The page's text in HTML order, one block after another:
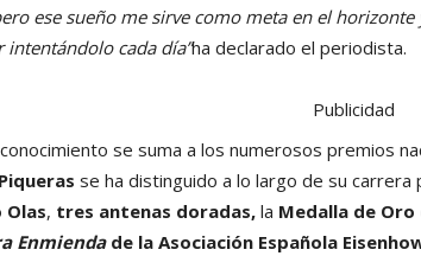
ese sueño me sirve como meta en el
intentándolo cada día”ha declarado el periodista.
Publicidad
se suma a los numerosos premios
se ha distinguido a lo largo de su
Olas, tres antenas doradas, la Medalla de Oro
Enmiendade la Asociación Española